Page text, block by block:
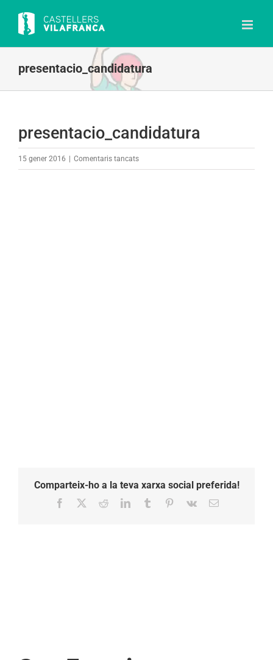
content
presentacio_candidatura
presentacio_candidatura
15 gener 2016 Comentaris tancatsa
Comparteix-ho a la teva xarxa social preferida!
Facebook RedditLinkedInTumblr Pinterest
Vk Email: